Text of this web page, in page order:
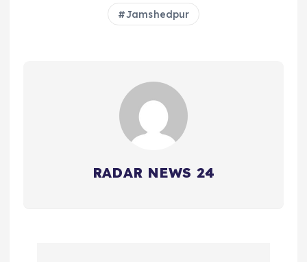
Jamshedpur
RADAR NEWS 24